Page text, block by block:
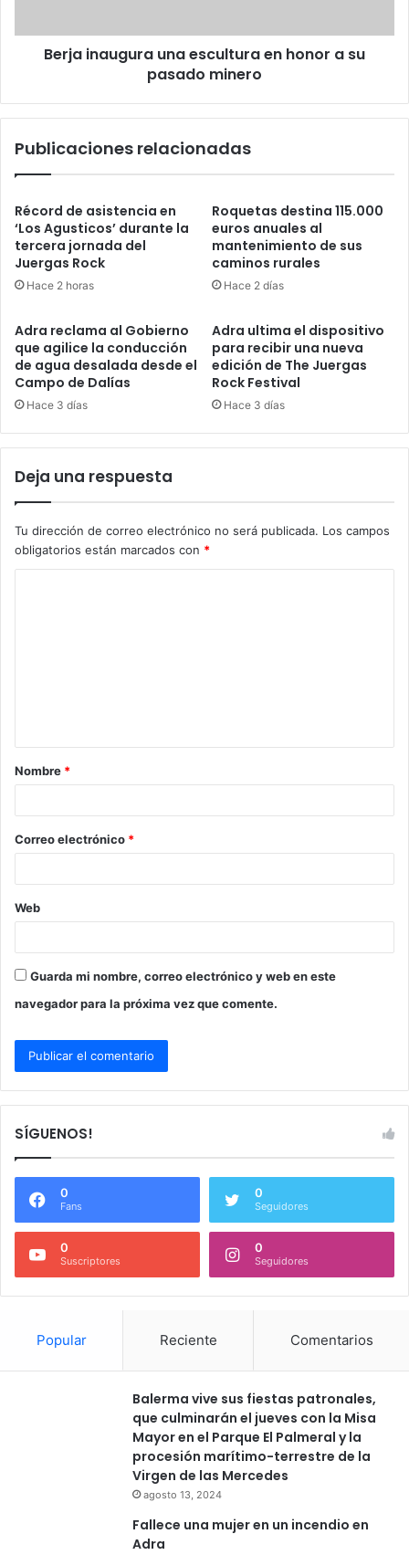
Berja inaugura una escultura en honor a su
pasado minero
Publicaciones relacionadas
Récord de asistencia en
‘Los Agusticos’ durante la
tercera jornada del
Juergas Rock
Hace 2 horas
Roquetas destina 115.000
euros anuales al
mantenimiento de sus
caminos rurales
Hace 2 días
Adra reclama al Gobierno
que agilice la conducción
de agua desalada desde el
Campo de Dalías
Hace 3 días
Adra ultima el dispositivo
para recibir una nueva
edición de The Juergas
Rock Festival
Hace 3 días
Deja una respuesta
Tu dirección de correo electrónico no será publicada. Los campos
obligatorios están marcados con *
a
r
*
Nombre *
Correo electrónico *
Web
Guarda mi nombre, correo electrónico y web en este
navegador para la próxima vez que comente.
SÍGUENOS!
0
Fans
0
Seguidores
0
Suscriptores
0
Seguidores
Popular Reciente Comentarios
Balerma vive sus fiestas patronales,
que culminarán el jueves con la Misa
Mayor en el Parque El Palmeral y la
procesión marítimo-terrestre de la
Virgen de las Mercedes
agosto 13, 2024
Fallece una mujer en un incendio en
Adra